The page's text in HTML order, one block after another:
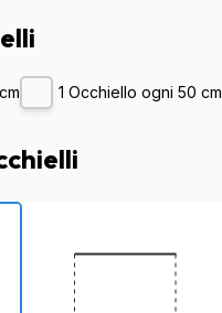
1 Occhiello ogni 50 cm